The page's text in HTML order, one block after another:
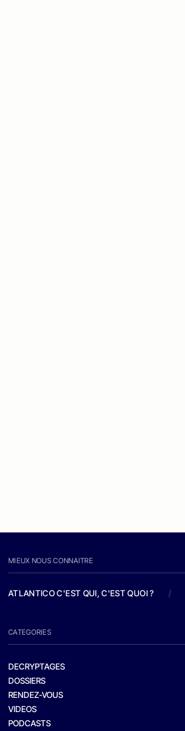
MIEUX NOUS CONNAITRE
ATLANTICO C'EST QUI, C'EST QUOI ? /
CATEGORIES
DECRYPTAGES
DOSSIERS
RENDEZ-VOUS
VIDEOS
PODCASTS